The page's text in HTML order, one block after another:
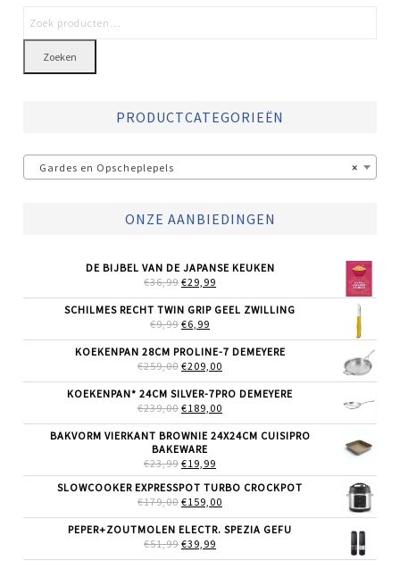
Zoeken
PRODUCTCATEGORIEËN
×
Gardes en Opscheplepels
ONZE AANBIEDINGEN
DE BIJBEL VAN DE JAPANSE KEUKEN
€36,99 OORSPRONKELIJKE
WAS:
€36,99.
€29,99
IS:
SCHILMES RECHT TWIN GRIP GEEL ZWILLING
€9,99 OORSPRONKELIJKE
WAS:
€9,99.
€6,99
IS:
€6,99.
KOEKENPAN 28CM PROLINE-7 DEMEYERE
€259,00 OORSPRONKELIJKE
WAS:
€259,00.
€209,00
IS:
KOEKENPAN* 24CM SILVER-7PRO DEMEYERE
€239,00 OORSPRONKELIJKE
WAS:
€239,00.
€189,00
IS:
BAKVORM VIERKANT BROWNIE 24X24CM CUISIPRO
BAKEWARE
€23,99 OORSPRONKELIJKE
PRIJS
WAS:
€23,99.
€19,99
PRIJS
IS:
€19,99.
SLOWCOOKER EXPRESSPOT TURBO CROCKPOT
€179,00 OORSPRONKELIJKE
WAS:
€179,00.
€159,00
IS:
PEPER+ZOUTMOLEN ELECTR. SPEZIA GEFU
€51,99 OORSPRONKELIJKE
€39,99